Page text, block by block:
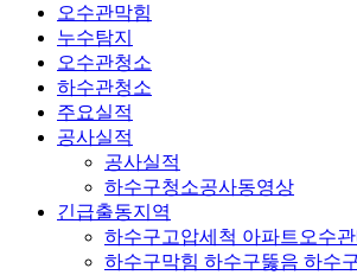
오수관막힘
누수탐지
오수관청소
하수관청소
주요실적
공사실적
공사실적
하수구청소공사동영상
긴급출동지역
하수구고압세척 아파트오수
하수구막힘 하수구뚫음 하수